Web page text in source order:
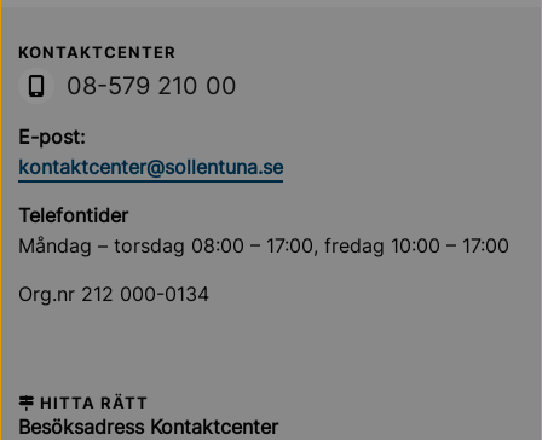
Sollentuna Kommun
KONTAKTCENTER
08-579 210 00
E-post:
kontaktcenter@sollentuna.se
Telefontider
Måndag – torsdag 08:00 – 17:00, fredag 10:00 – 17:00
Org.nr 212 000-0134
HITTA RÄTT
Besöksadress Kontaktcenter